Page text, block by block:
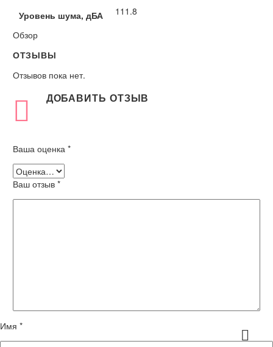
Уровень шума, дБА
111.8
Обзор
ОТЗЫВЫ
Отзывов пока нет.
ДОБАВИТЬ ОТЗЫВ
Ваша оценка *
Ваш отзыв *
Имя *